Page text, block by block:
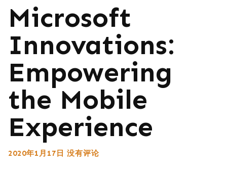
Microsoft
Innovations:
Empowering
the Mobile
Experience
2020年1月17日 没有评论